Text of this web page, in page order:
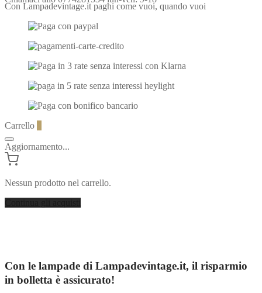
Con Lampadevintage.it paghi come vuoi, quando vuoi
Carrello
Aggiornamento...
Nessun prodotto nel carrello.
Con le lampade di Lampadevintage.it, il risparmio
in bolletta è assicurato!